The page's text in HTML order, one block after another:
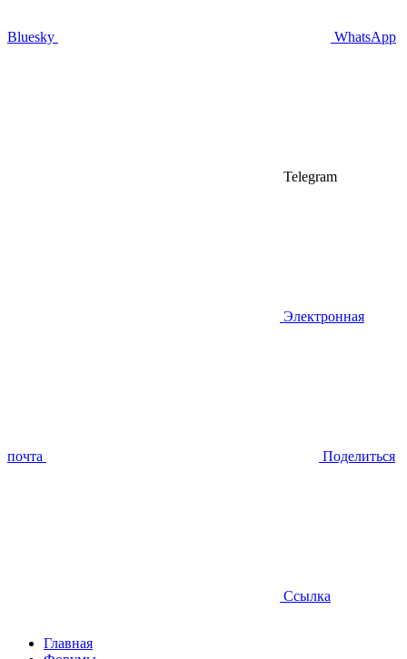
Bluesky WhatsApp
Telegram
Электронная
почта Поделиться
Ссылка
Главная